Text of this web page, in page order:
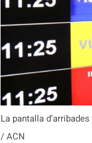
La pantalla
/ ACN